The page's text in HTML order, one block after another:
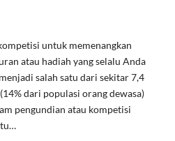
untuk memenangkan
atau hadiah yang selalu Anda
salah satu dari sekitar 7,4
dari populasi orang dewasa)
pengundian atau kompetisi